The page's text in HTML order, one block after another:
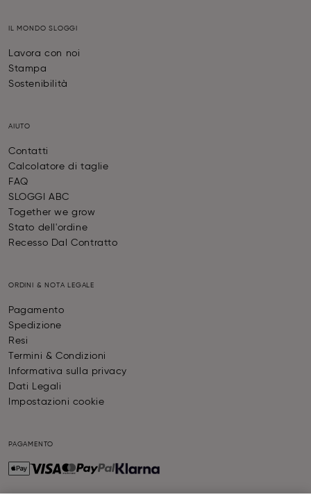
IL MONDO SLOGGI
Lavora con noi
Stampa
Sostenibilità
AIUTO
Contatti
Calcolatore di taglie
FAQ
SLOGGI ABC
Together we grow
Stato dell'ordine
Recesso Dal Contratto
ORDINI & NOTA LEGALE
Pagamento
Spedizione
Resi
Termini & Condizioni
Informativa sulla privacy
Dati Legali
Impostazioni cookie
PAGAMENTO